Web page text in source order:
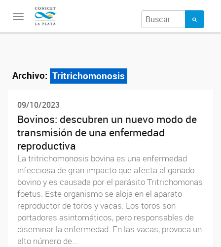
Toggle
navigation
Archivo: Tritrichomonosis
09/10/2023
Bovinos: descubren un nuevo modo de
transmisión de una enfermedad
reproductiva
La tritrichomonosis bovina es una enfermedad
infecciosa de gran impacto que afecta al ganado
bovino y es causada por el parásito Tritrichomonas
foetus. Este organismo se aloja en el aparato
reproductor de toros y vacas. Los toros son
portadores asintomáticos, pero responsables de
diseminar la enfermedad. En las vacas, provoca un
alto número de...